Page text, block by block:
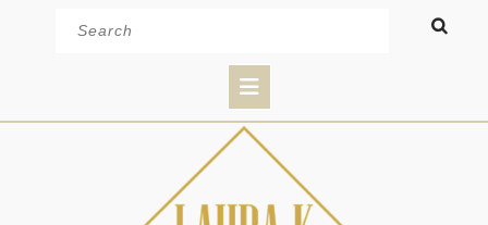
Button